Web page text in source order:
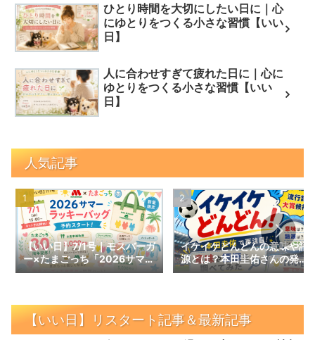
ひとり時間を大切にしたい日に｜心
にゆとりをつくる小さな習慣【いい
日】
人に合わせすぎて疲れた日に｜心に
ゆとりをつくる小さな習慣【いい
日】
人気記事
【いい日】7/1号｜モスバーガ
ー×たまごっち「2026サマー
ラッキーバッグ」予約スター
イケイケどんどんの意味や語
源とは？本田圭佑さんの発言
で話題の言葉を調べてみた｜
【いい日】リスタート記事＆最新記事